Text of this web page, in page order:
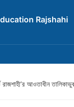
Rajshahi
রাজশাহী’র আওতাধীন